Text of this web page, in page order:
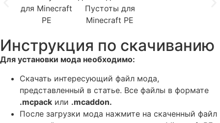
Инструкция по скачиванию
Для установки мода необходимо:
Скачать интересующий файл мода,
представленный в статье. Все файлы в формате
.mcpack или .mcaddon.
После загрузки мода нажмите на скаченный файл